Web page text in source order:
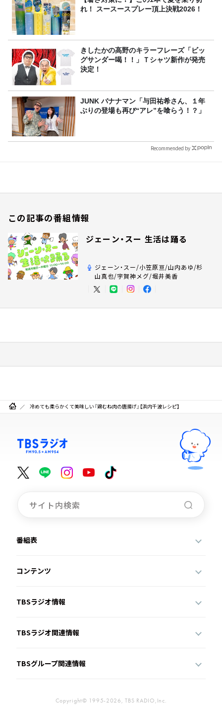
れ！ スースースプレー頂上決戦2026！
きしたかの高野のキラーフレーズ「ビッ
グサンダー喝！！」Ｔシャツ新作が発売
決定！
JUNK バナナマン「与田祐希さん、１年
ぶりの登場も再び“アレ”を喰らう！？」
Recommended by
この記事の番組情報
ジェーン・スー 生活は踊る
ジェーン・スー/小笠原亘/山内あゆ/杉
山真也/宇賀神メグ/堀井美香
冷めても柔らかくて美味しい『鶏むね肉の唐揚げ』【浜内千波レシピ】
番組表
コンテンツ
TBSラジオ情報
TBSラジオ関連情報
TBSグループ関連情報
Copyright© 1995-2026, TBS RADIO,Inc.